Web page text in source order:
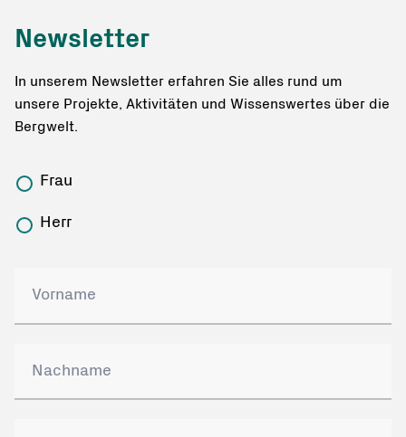
Newsletter
In unserem Newsletter erfahren Sie alles rund um
unsere Projekte, Aktivitäten und Wissenswertes über die
Bergwelt.
Frau
Herr